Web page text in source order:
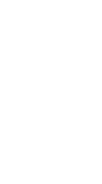
Jahrgang 2022-2024